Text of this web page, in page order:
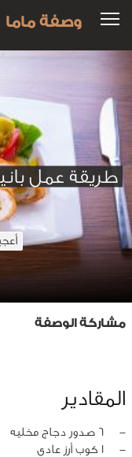
وصفة ماما
طريقة عمل
مشاركة الوصفة
المقادير
‏-
6 صدور دجاج مخليه
‏-
1 كوب أرز عادى